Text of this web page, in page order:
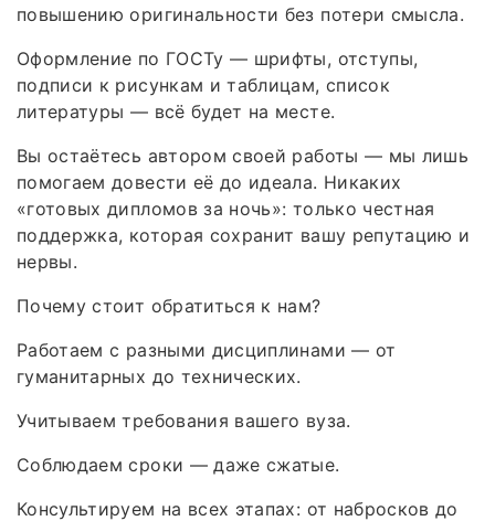
повышению оригинальности без потери смысла.
Оформление по ГОСТу — шрифты, отступы,
подписи к рисункам и таблицам, список
литературы — всё будет на месте.
Вы остаётесь автором своей работы — мы лишь
помогаем довести её до идеала. Никаких
«готовых дипломов за ночь»: только честная
поддержка, которая сохранит вашу репутацию и
нервы.
Почему стоит обратиться к нам?
Работаем с разными дисциплинами — от
гуманитарных до технических.
Учитываем требования вашего вуза.
Соблюдаем сроки — даже сжатые.
Консультируем на всех этапах: от набросков до